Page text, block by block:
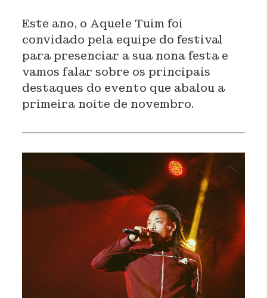
Este ano, o Aquele Tuim foi
convidado pela equipe do festival
para presenciar a sua nona festa e
vamos falar sobre os principais
destaques do evento que abalou a
primeira noite de novembro.